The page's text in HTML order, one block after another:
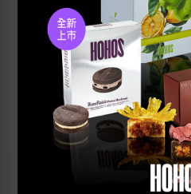
SOLD OUT
莫札瑞拉起司野生一口烏銀磚
禮盒(低溫出貨)
NT$790